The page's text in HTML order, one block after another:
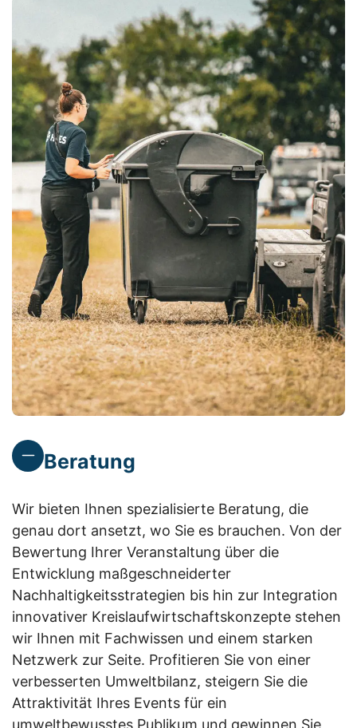
Beratung
Wir bieten Ihnen spezialisierte Beratung, die
genau dort ansetzt, wo Sie es brauchen. Von der
Bewertung Ihrer Veranstaltung über die
Entwicklung maßgeschneiderter
Nachhaltigkeitsstrategien bis hin zur Integration
innovativer Kreislaufwirtschaftskonzepte stehen
wir Ihnen mit Fachwissen und einem starken
Netzwerk zur Seite. Profitieren Sie von einer
verbesserten Umweltbilanz, steigern Sie die
Attraktivität Ihres Events für ein
umweltbewusstes Publikum und gewinnen Sie